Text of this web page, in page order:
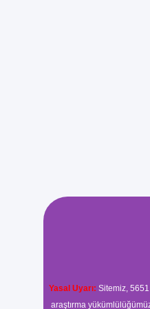
Yasal Uyarı: Sitemiz,
araştırma